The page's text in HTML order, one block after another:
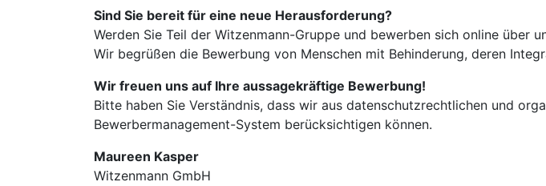
Sind Sie bereit für eine neue Herausforderung?
Werden Sie Teil der Witzenmann-Gruppe und bewerben sich online über
Wir begrüßen die Bewerbung von Menschen mit Behinderung, deren
Wir freuen uns auf Ihre aussagekräftige Bewerbung!
Bitte haben Sie Verständnis, dass wir aus datenschutzrechtlichen und
Bewerbermanagement-System berücksichtigen können.
Maureen Kasper
Witzenmann GmbH